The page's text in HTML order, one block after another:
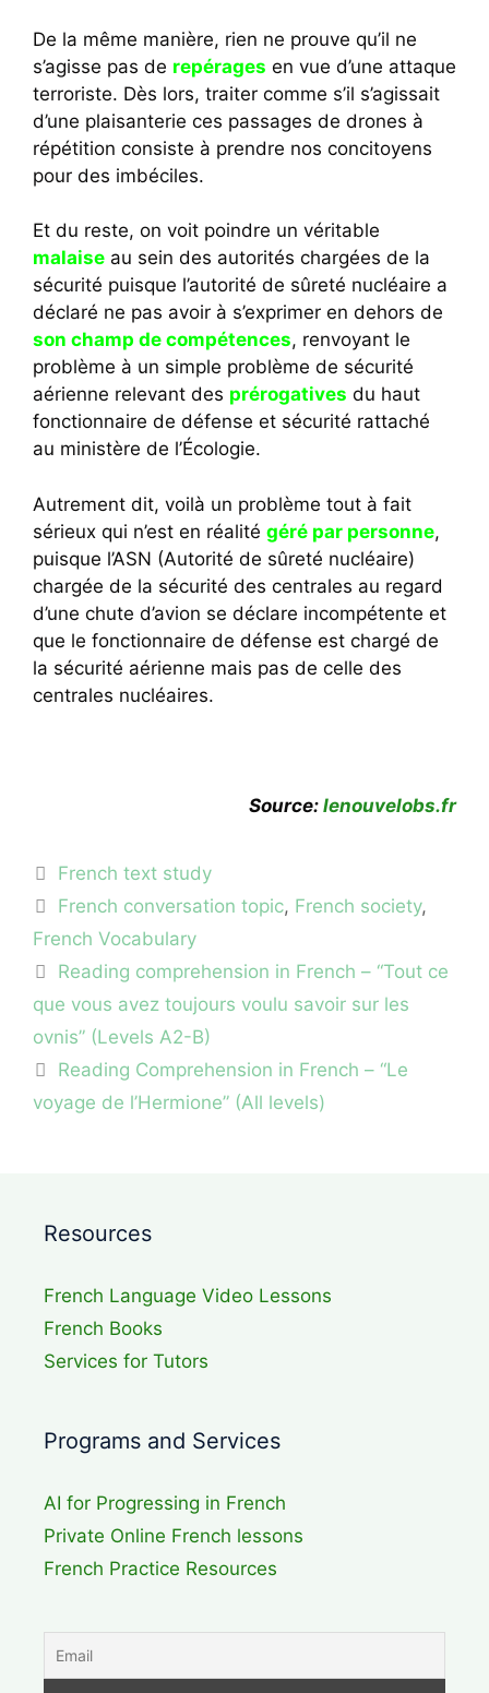
De la même manière, rien ne prouve qu’il ne
s’agisse pas de repérages en vue d’une attaque
terroriste. Dès lors, traiter comme s’il s’agissait
d’une plaisanterie ces passages de drones à
répétition consiste à prendre nos concitoyens
pour des imbéciles.
Et du reste, on voit poindre un véritable
malaise au sein des autorités chargées de la
sécurité puisque l’autorité de sûreté nucléaire a
déclaré ne pas avoir à s’exprimer en dehors de
son champ de compétences, renvoyant le
problème à un simple problème de sécurité
aérienne relevant des prérogatives du haut
fonctionnaire de défense et sécurité rattaché
au ministère de l’Écologie.
Autrement dit, voilà un problème tout à fait
sérieux qui n’est en réalité géré par personne,
puisque l’ASN (Autorité de sûreté nucléaire)
chargée de la sécurité des centrales au regard
d’une chute d’avion se déclare incompétente et
que le fonctionnaire de défense est chargé de
la sécurité aérienne mais pas de celle des
centrales nucléaires.
Source: lenouvelobs.fr
Categories
French text study
Tags
French conversation topic, French society,
French Vocabulary
Reading comprehension in French – “Tout ce
que vous avez toujours voulu savoir sur les
ovnis” (Levels A2-B)
Reading Comprehension in French – “Le
voyage de l’Hermione” (All levels)
Resources
French Language Video Lessons
French Books
Services for Tutors
Programs and Services
AI for Progressing in French
Private Online French lessons
French Practice Resources